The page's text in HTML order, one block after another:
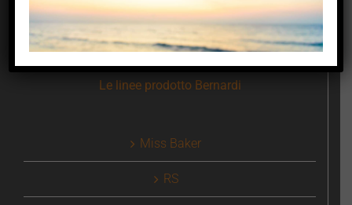
Le linee prodotto Bernardi
Miss Baker
RS